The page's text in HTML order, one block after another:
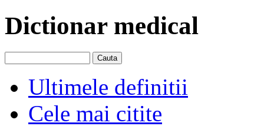
Dictionar medical
Ultimele definitii
Cele mai citite